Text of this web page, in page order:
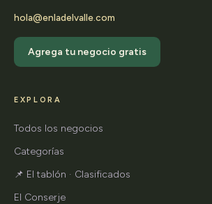
hola@enladelvalle.com
Agrega tu negocio gratis
EXPLORA
Todos los negocios
Categorías
📌 El tablón · Clasificados
El Conserje